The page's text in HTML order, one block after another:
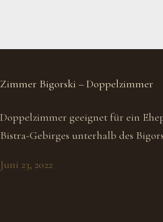
Zimmer Bigorski – Doppelzimmer
Doppelzimmer geeignet für ein
Bistra-Gebirges unterhalb des
Juni 23, 2022